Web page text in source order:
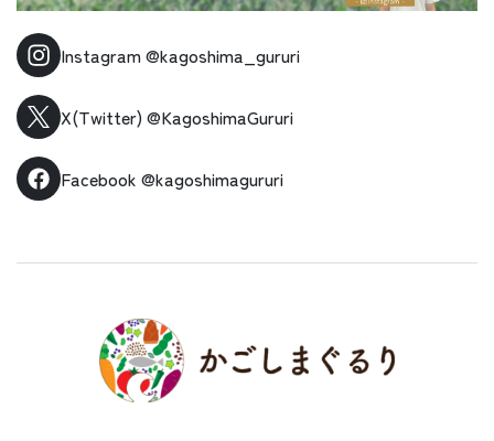
Instagram@kagoshima_gururi
X(Twitter) @KagoshimaGururi
Facebook @kagoshimagururi